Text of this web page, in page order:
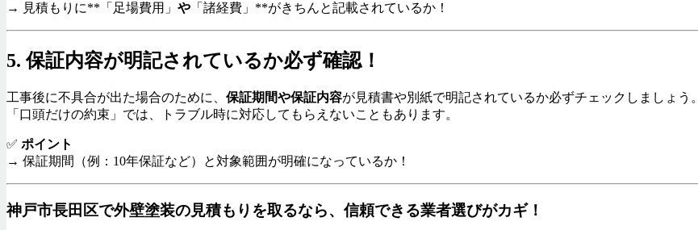
→ 見積もりに**「足場費用」 や 「諸経費」**がきちんと記載されているか！
5. 保証内容が明記されているか必ず確認！
工事後に不具合が出た場合のために、 保証期間や保証内容が見積書や別紙で明記されているか必ずチェックしましょう。
「口頭だけの約束」では、トラブル時に対応してもらえないこともあります。
✅ ポイント
→ 保証期間（例：10年保証など）と対象範囲が明確になっているか！
神戸市長田区で外壁塗装の見積もりを取るなら、信頼できる業者選びがカギ！